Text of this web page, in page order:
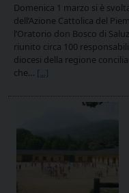
Domenica 1 marzo si è
dell’Azione Cattolica del
l’Oratorio don Bosco di
riunito circa 100
diocesi della regione
che… [...]